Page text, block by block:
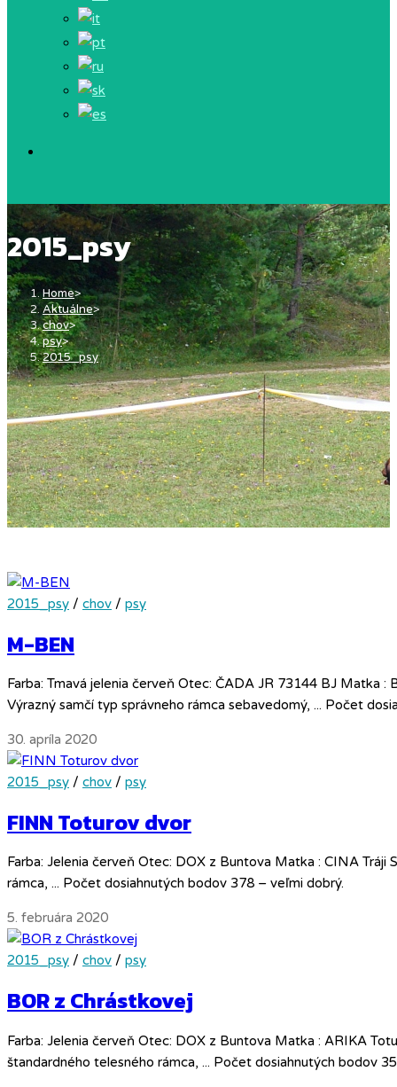
2015_psy
Home>
Aktuálne>
chov>
psy>
2015_psy
2015_psy / chov / psy
M-BEN
Farba: Tmavá jelenia červeň Otec: ČADA JR 73144 BJ Matka
Výrazný samčí typ správneho rámca sebavedomý, ... Počet
30. apríla 2020
2015_psy / chov / psy
FINN Toturov dvor
Farba: Jelenia červeň Otec: DOX z Buntova Matka : CINA
rámca, ... Počet dosiahnutých bodov 378 – veľmi dobrý.
5. februára 2020
2015_psy / chov / psy
BOR z Chrástkovej
Farba: Jelenia červeň Otec: DOX z Buntova Matka : ARIKA
štandardného telesného rámca, ... Počet dosiahnutých bodov